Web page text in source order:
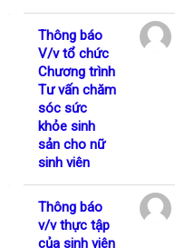
Thông báo
V/v tổ chức
Chương trình
Tư vấn chăm
sóc sức
khỏe sinh
sản cho nữ
sinh viên
Thông báo
v/v thực tập
của sinh viên